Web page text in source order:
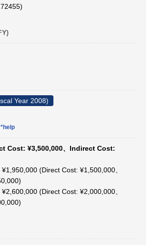
Year 2008)
*help
Cost: ¥3,500,000、Indirect Cost:
(Direct Cost: ¥1,500,000、
(Direct Cost: ¥2,000,000、